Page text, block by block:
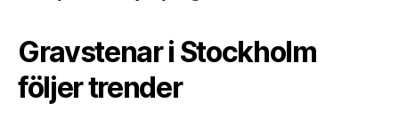
Gravstenar i Stockholm
följer trender